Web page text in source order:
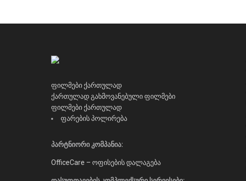
ფილმები ქართულად
ქართულად გახმოვანებული ფილმები
ფილმები ქართულად
ფარების პოლირება
პარტნიორი კომპანია:
OfficeCare – ოფისების დალაგება